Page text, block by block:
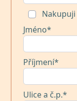
Jméno*
Příjmení*
Ulice a č.p.*